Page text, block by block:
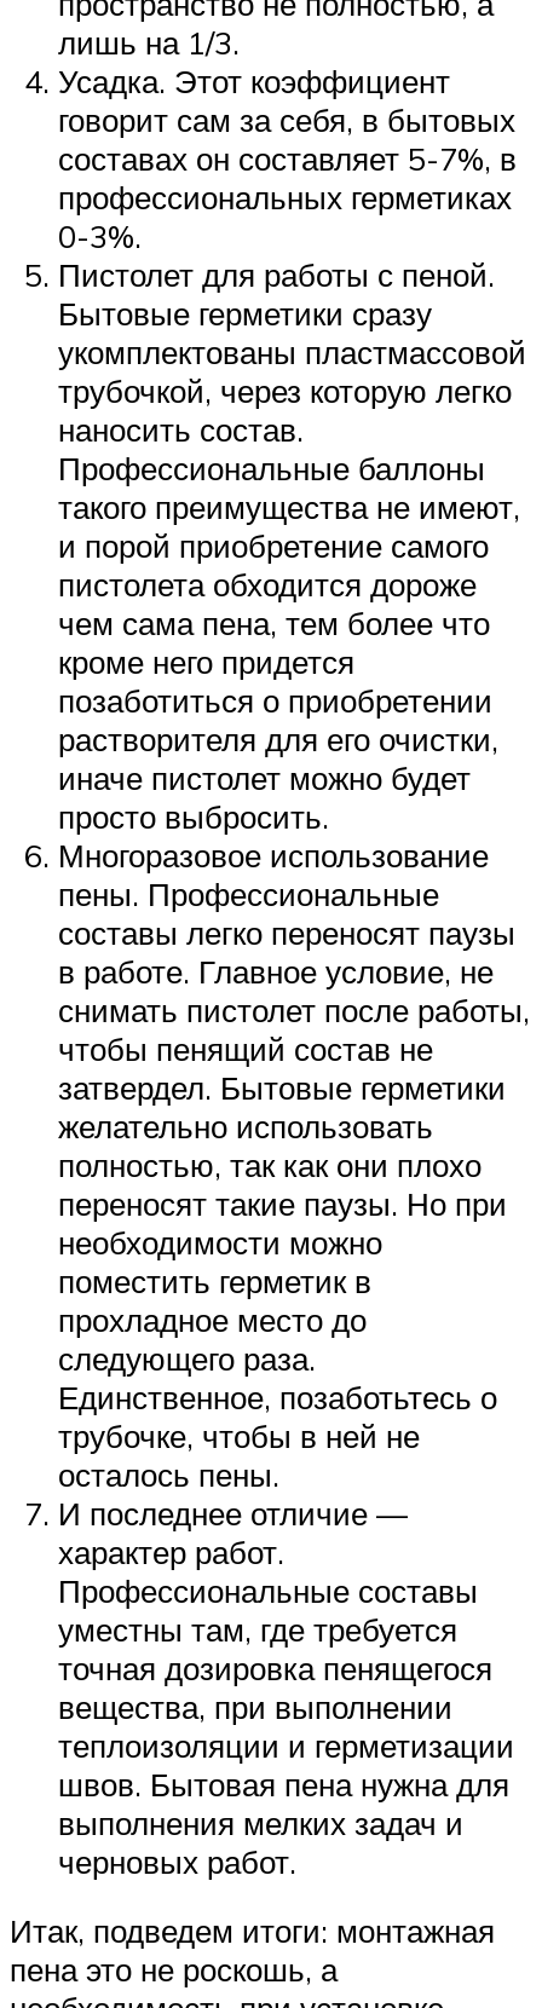
лишь на 1/3.
Усадка. Этот коэффициент
говорит сам за себя, в бытовых
составах он составляет 5-7%, в
профессиональных герметиках
0-3%.
Пистолет для работы с пеной.
Бытовые герметики сразу
укомплектованы пластмассовой
трубочкой, через которую легко
наносить состав.
Профессиональные баллоны
такого преимущества не имеют,
и порой приобретение самого
пистолета обходится дороже
чем сама пена, тем более что
кроме него придется
позаботиться о приобретении
растворителя для его очистки,
иначе пистолет можно будет
просто выбросить.
Многоразовое использование
пены. Профессиональные
составы легко переносят паузы
в работе. Главное условие, не
снимать пистолет после работы,
чтобы пенящий состав не
затвердел. Бытовые герметики
желательно использовать
полностью, так как они плохо
переносят такие паузы. Но при
необходимости можно
поместить герметик в
прохладное место до
следующего раза.
Единственное, позаботьтесь о
трубочке, чтобы в ней не
осталось пены.
И последнее отличие —
характер работ.
Профессиональные составы
уместны там, где требуется
точная дозировка пенящегося
вещества, при выполнении
теплоизоляции и герметизации
швов. Бытовая пена нужна для
выполнения мелких задач и
черновых работ.
Итак, подведем итоги: монтажная
пена это не роскошь, а